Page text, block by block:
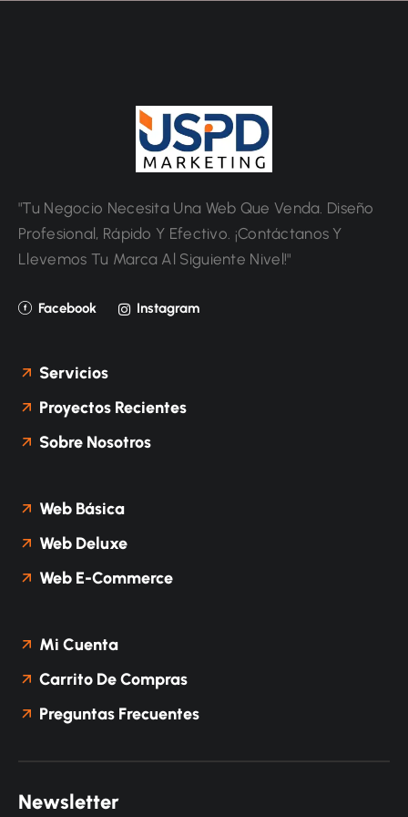
"Tu Negocio Necesita Una Web Que Venda. Diseño
Profesional, Rápido Y Efectivo. ¡Contáctanos Y
Llevemos Tu Marca Al Siguiente Nivel!"
Facebook Instagram
Servicios
Proyectos Recientes
Sobre Nosotros
Web Básica
Web Deluxe
Web E-Commerce
Mi Cuenta
Carrito De Compras
Preguntas Frecuentes
Newsletter